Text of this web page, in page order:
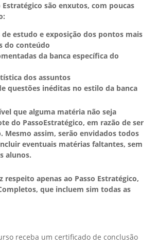
Estratégico são enxutos, com poucas
estudo e exposição dos pontos mais
do conteúdo
da banca específica do
dos assuntos
questões inéditas no estilo da banca
que alguma matéria não seja
do PassoEstratégico, em razão de ser
Mesmo assim, serão envidados todos
eventuais matérias faltantes, sem
alunos.
respeito apenas ao Passo Estratégico,
que incluem sim todas as
receba um certificado de conclusão